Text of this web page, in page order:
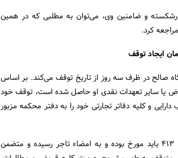
و ضامنین وی، می‌توان به مطلبی که در همین
کرد.
دادگاه صالح در ظرف سه روز از تاریخ توقف می‌کند. بر اساس
یا سایر تعهدات نقدی او حاصل شده است، توقف خود
و کلیه دفاتر تجارتی خود را به دفتر محکمه مزبور
ماده 414 هم نیز تعیین می‌کند که صورت‌حساب مذکور در ماده 413 باید مورخ بوده و به امضاء تاجر رسیده و متضمن